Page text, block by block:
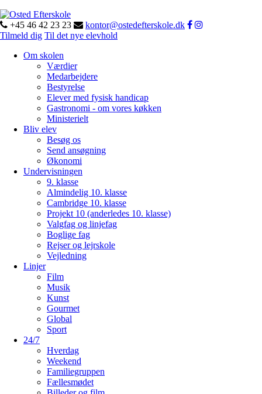
+45 46 42 23 23
kontor@ostedefterskole.dk
Tilmeld dig Til det nye elevhold
Om skolen
Værdier
Medarbejdere
Bestyrelse
Elever med fysisk handicap
Gastronomi - om vores køkken
Ministerielt
Bliv elev
Besøg os
Send ansøgning
Økonomi
Undervisningen
9. klasse
Almindelig 10. klasse
Cambridge 10. klasse
Projekt 10 (anderledes 10. klasse)
Valgfag og linjefag
Boglige fag
Rejser og lejrskole
Vejledning
Linjer
Film
Musik
Kunst
Gourmet
Global
Sport
24/7
Hverdag
Weekend
Familiegruppen
Fællesmødet